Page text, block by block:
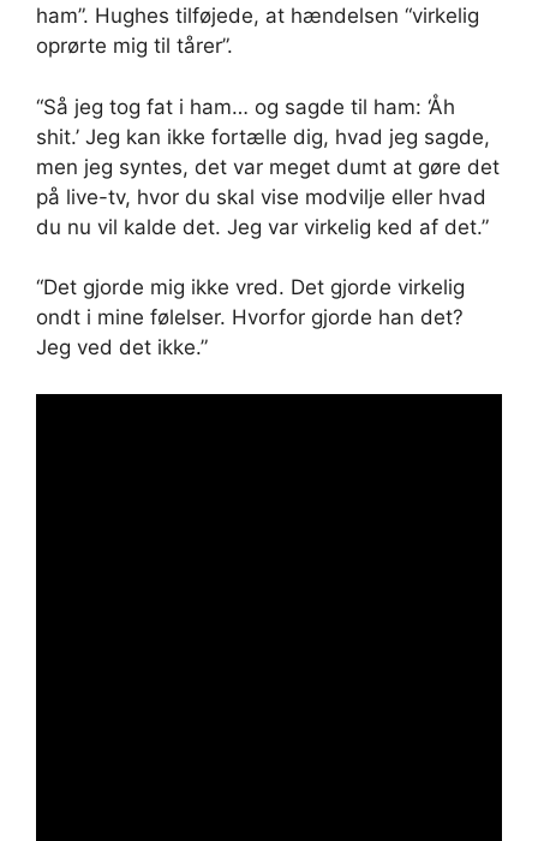
ham”. Hughes tilføjede, at hændelsen “virkelig
oprørte mig til tårer”.
“Så jeg tog fat i ham… og sagde til ham: ‘Åh
shit.’ Jeg kan ikke fortælle dig, hvad jeg sagde,
men jeg syntes, det var meget dumt at gøre det
på live-tv, hvor du skal vise modvilje eller hvad
du nu vil kalde det. Jeg var virkelig ked af det.”
“Det gjorde mig ikke vred. Det gjorde virkelig
ondt i mine følelser. Hvorfor gjorde han det?
Jeg ved det ikke.”